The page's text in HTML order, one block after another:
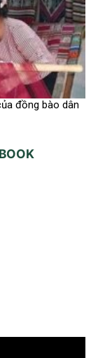
đồng bào dân